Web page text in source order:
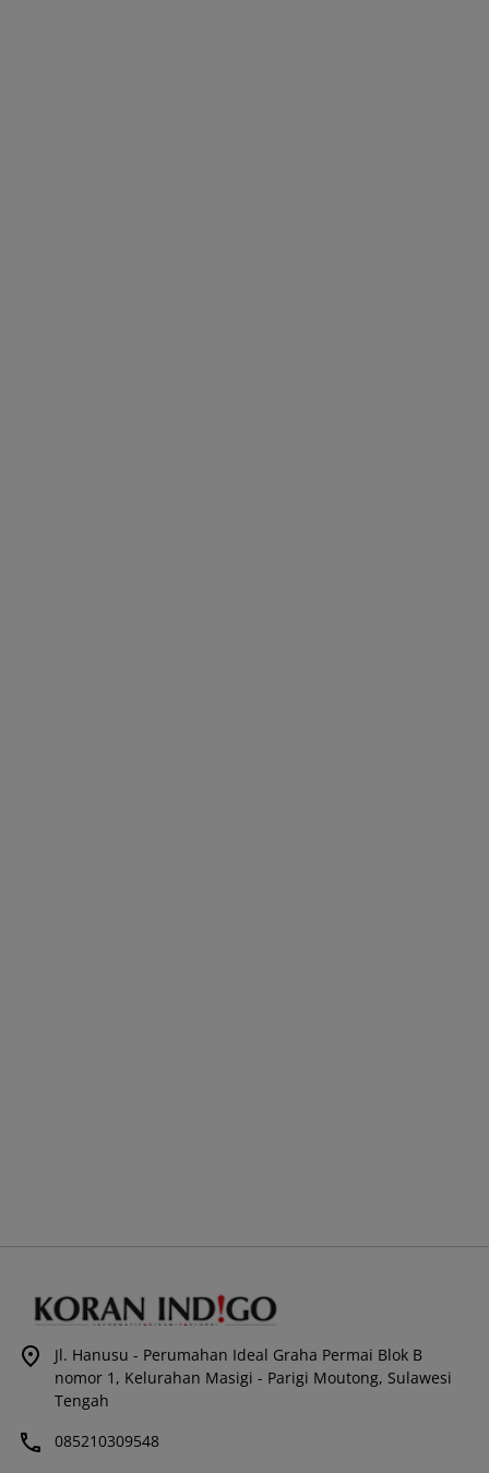
Jl. Hanusu - Perumahan Ideal Graha Permai Blok B
nomor 1, Kelurahan Masigi - Parigi Moutong, Sulawesi
Tengah
085210309548